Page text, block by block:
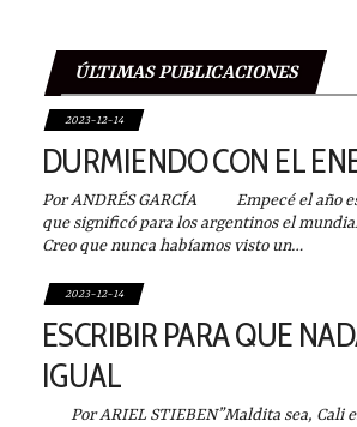
ÚLTIMAS PUBLICACIONES
2023-12-14
DURMIENDO CON EL
Por ANDRÉS GARCÍA Empecé el año
que significó para los argentinos el
Creo que nunca habíamos visto un…
2023-12-14
ESCRIBIR PARA QUE
IGUAL
Por ARIEL STIEBEN”Maldita sea, Cali